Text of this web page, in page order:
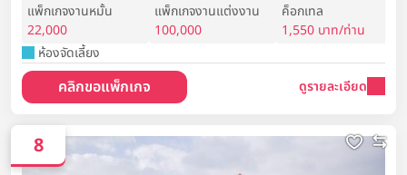
แพ็กเกจงานหมั้น
22,000
แพ็กเกจงานแต่งงาน
100,000
ค็อกเทล
1,550 บาท/ท่าน
ห้องจัดเลี้ยง
คลิกขอแพ็กเกจ ดูรายละเอียด
8